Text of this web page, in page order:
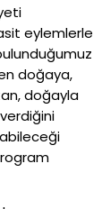
eylemlerle
doğaya,
doğayla